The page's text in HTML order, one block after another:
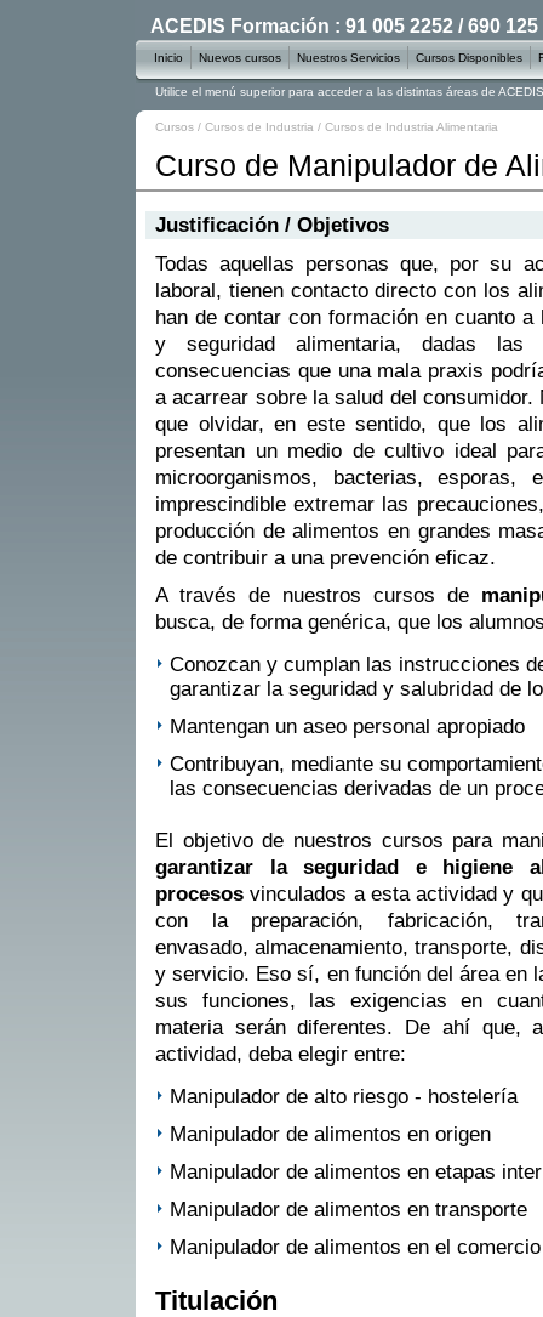
Cursos / Cursos de Industria / Cursos de Industria Alimentaria
Curso de Manipulador de
Justificación / Objetivos
Todas aquellas personas que, por su
laboral, tienen contacto directo con los
han de contar con formación en cuanto a
y seguridad alimentaria, dadas las
consecuencias que una mala praxis
a acarrear sobre la salud del consumidor.
que olvidar, en este sentido, que los
presentan un medio de cultivo ideal
microorganismos, bacterias,
imprescindible extremar las
producción de alimentos en grandes
de contribuir a una prevención eficaz.
A través de nuestros cursos de
busca, de forma genérica, que los
Conozcan y cumplan las instrucciones
garantizar la seguridad y salubridad de
Mantengan un aseo personal apropiado
Contribuyan, mediante su
las consecuencias derivadas de un
El objetivo de nuestros cursos para
garantizar la seguridad e higiene
procesos vinculados a esta actividad y
con la preparación, fabricación,
envasado, almacenamiento, transporte,
y servicio. Eso sí, en función del área en
sus funciones, las exigencias en
materia serán diferentes. De ahí que,
actividad, deba elegir entre:
Manipulador de alto riesgo - hostelería
Manipulador de alimentos en origen
Manipulador de alimentos en etapas
Manipulador de alimentos en transporte
Manipulador de alimentos en el
Titulación
ACEDIS Formación : 91 005 2252 / 690 125
Inicio Nuevos cursos Nuestros Servicios Cursos Disponibles
Utilice el menú superior para acceder a las distintas áreas de